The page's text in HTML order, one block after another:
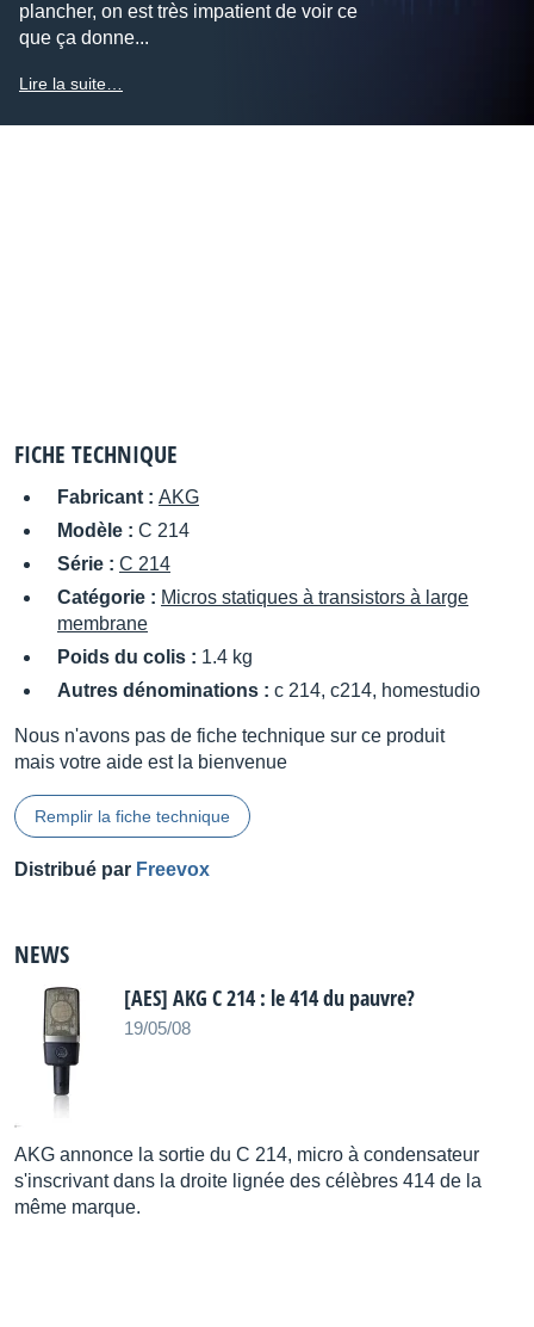
plancher, on est très impatient de voir ce
que ça donne...
Lire la suite…
FICHE TECHNIQUE
Fabricant : AKG
Modèle : C 214
Série : C 214
Catégorie : Micros statiques à transistors à large
membrane
Poids du colis : 1.4 kg
Autres dénominations : c 214, c214, homestudio
Nous n'avons pas de fiche technique sur ce produit
mais votre aide est la bienvenue
Remplir la fiche technique
Distribué par Freevox
NEWS
[AES] AKG C 214 : le 414 du pauvre?
19/05/08
AKG annonce la sortie du C 214, micro à condensateur
s'inscrivant dans la droite lignée des célèbres 414 de la
même marque.